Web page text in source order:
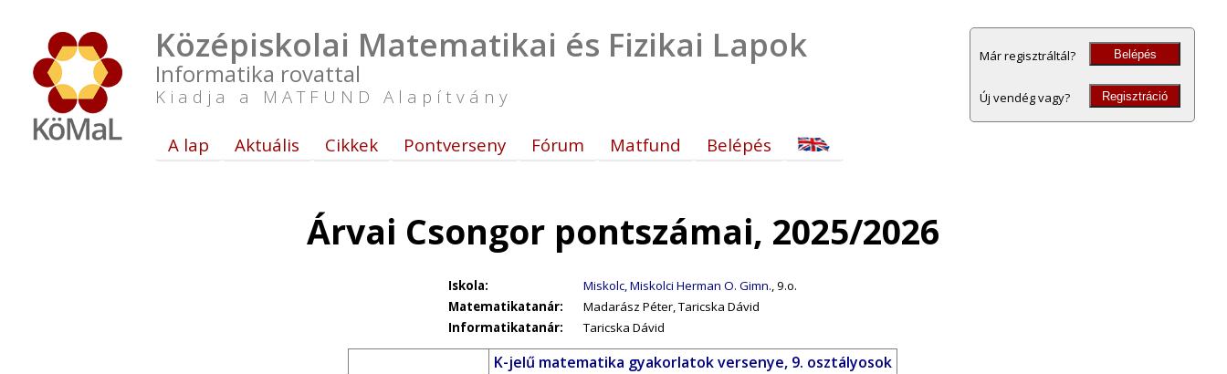
Középiskolai Matematikai és Fizikai Lapok
Informatika rovattal
Kiadja a MATFUND Alapítvány
Már regisztráltál? Belépés
Új vendég vagy? Regisztráció
A lap Aktuális Cikkek Pontverseny Fórum Matfund Belépés
Árvai Csongor pontszámai, 2025/2026
Iskola: Miskolc, Miskolci Herman O. Gimn., 9.o.
Matematikatanár:
Madarász Péter, Taricska Dávid
Informatikatanár:
Taricska Dávid
K-jelű matematika gyakorlatok versenye, 9. osztályosok